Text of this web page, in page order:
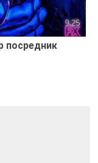
посредник